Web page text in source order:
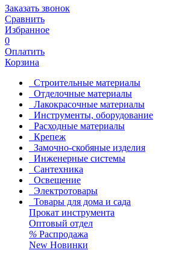
Заказать звонок
Сравнить
Избранное
0
Оплатить
Корзина
Строительные материалы
Отделочные материалы
Лакокрасочные материалы
Инструменты, оборудование
Расходные материалы
Крепеж
Замочно-скобяные изделия
Инженерные системы
Сантехника
Освещение
Электротовары
Товары для дома и сада
Прокат инструмента
Оптовый отдел
% Распродажа
New Новинки